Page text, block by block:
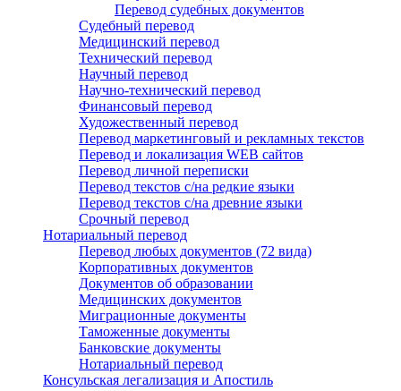
Перевод судебных документов
Судебный перевод
Медицинский перевод
Технический перевод
Научный перевод
Научно-технический перевод
Финансовый перевод
Художественный перевод
Перевод маркетинговый и рекламных текстов
Перевод и локализация WEB сайтов
Перевод личной переписки
Перевод текстов с/на редкие языки
Перевод текстов с/на древние языки
Срочный перевод
Нотариальный перевод
Перевод любых документов (72 вида)
Корпоративных документов
Документов об образовании
Медицинских документов
Миграционные документы
Таможенные документы
Банковские документы
Нотариальный перевод
Консульская легализация и Апостиль